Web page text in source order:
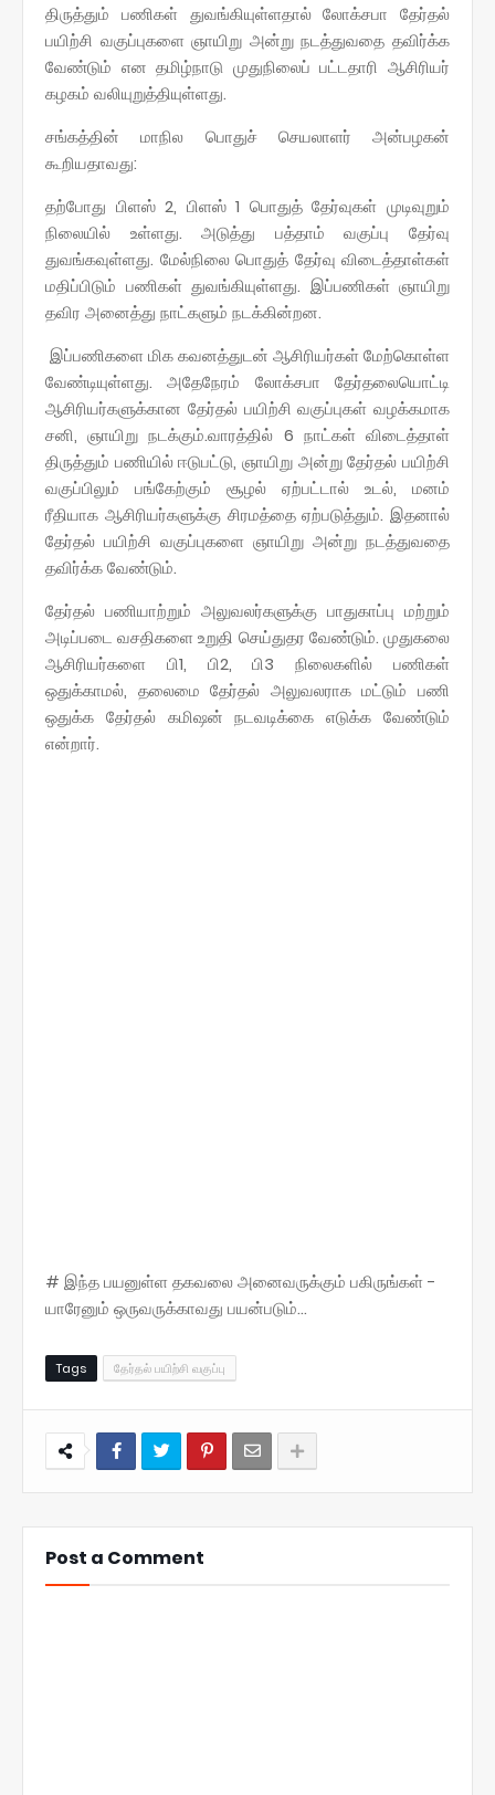
திருத்தும் பணிகள் துவங்கியுள்ளதால் லோக்சபா தேர்தல்
பயிற்சி வகுப்புகளை ஞாயிறு அன்று நடத்துவதை தவிர்க்க
வேண்டும் என தமிழ்நாடு முதுநிலைப் பட்டதாரி ஆசிரியர்
கழகம் வலியுறுத்தியுள்ளது.
சங்கத்தின் மாநில பொதுச் செயலாளர் அன்பழகன்
கூறியதாவது:
தற்போது பிளஸ் 2, பிளஸ் 1 பொதுத் தேர்வுகள் முடிவுறும்
நிலையில் உள்ளது. அடுத்து பத்தாம் வகுப்பு தேர்வு
துவங்கவுள்ளது. மேல்நிலை பொதுத் தேர்வு விடைத்தாள்கள்
மதிப்பிடும் பணிகள் துவங்கியுள்ளது. இப்பணிகள் ஞாயிறு
தவிர அனைத்து நாட்களும் நடக்கின்றன.
இப்பணிகளை மிக கவனத்துடன் ஆசிரியர்கள் மேற்கொள்ள
வேண்டியுள்ளது. அதேநேரம் லோக்சபா தேர்தலையொட்டி
ஆசிரியர்களுக்கான தேர்தல் பயிற்சி வகுப்புகள் வழக்கமாக
சனி, ஞாயிறு நடக்கும்.வாரத்தில் 6 நாட்கள் விடைத்தாள்
திருத்தும் பணியில் ஈடுபட்டு, ஞாயிறு அன்று தேர்தல் பயிற்சி
வகுப்பிலும் பங்கேற்கும் சூழல் ஏற்பட்டால் உடல், மனம்
ரீதியாக ஆசிரியர்களுக்கு சிரமத்தை ஏற்படுத்தும். இதனால்
தேர்தல் பயிற்சி வகுப்புகளை ஞாயிறு அன்று நடத்துவதை
தவிர்க்க வேண்டும்.
தேர்தல் பணியாற்றும் அலுவலர்களுக்கு பாதுகாப்பு மற்றும்
அடிப்படை வசதிகளை உறுதி செய்துதர வேண்டும். முதுகலை
ஆசிரியர்களை பி1, பி2, பி3 நிலைகளில் பணிகள்
ஒதுக்காமல், தலைமை தேர்தல் அலுவலராக மட்டும் பணி
ஒதுக்க தேர்தல் கமிஷன் நடவடிக்கை எடுக்க வேண்டும்
என்றார்.
# இந்த பயனுள்ள தகவலை அனைவருக்கும் பகிருங்கள் -
யாரேனும் ஒருவருக்காவது பயன்படும்...
Tags தேர்தல் பயிற்சி வகுப்பு
Post a Comment